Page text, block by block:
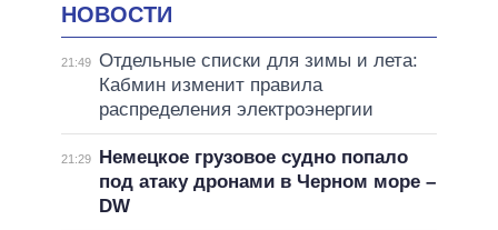
НОВОСТИ
21:49 Отдельные списки для зимы и лета:
Кабмин изменит правила
распределения электроэнергии
21:29
Немецкое грузовое судно попало
под атаку дронами в Черном море –
DW